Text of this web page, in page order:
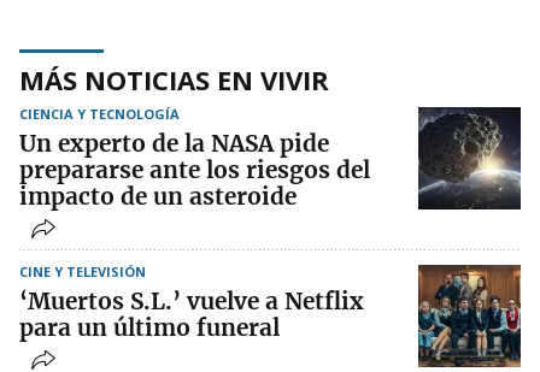
MÁS NOTICIAS EN VIVIR
CIENCIA Y TECNOLOGÍA
Un experto de la NASA pide
prepararse ante los riesgos del
impacto de un asteroide
CINE Y TELEVISIÓN
‘Muertos S.L.’ vuelve a Netflix
para un último funeral